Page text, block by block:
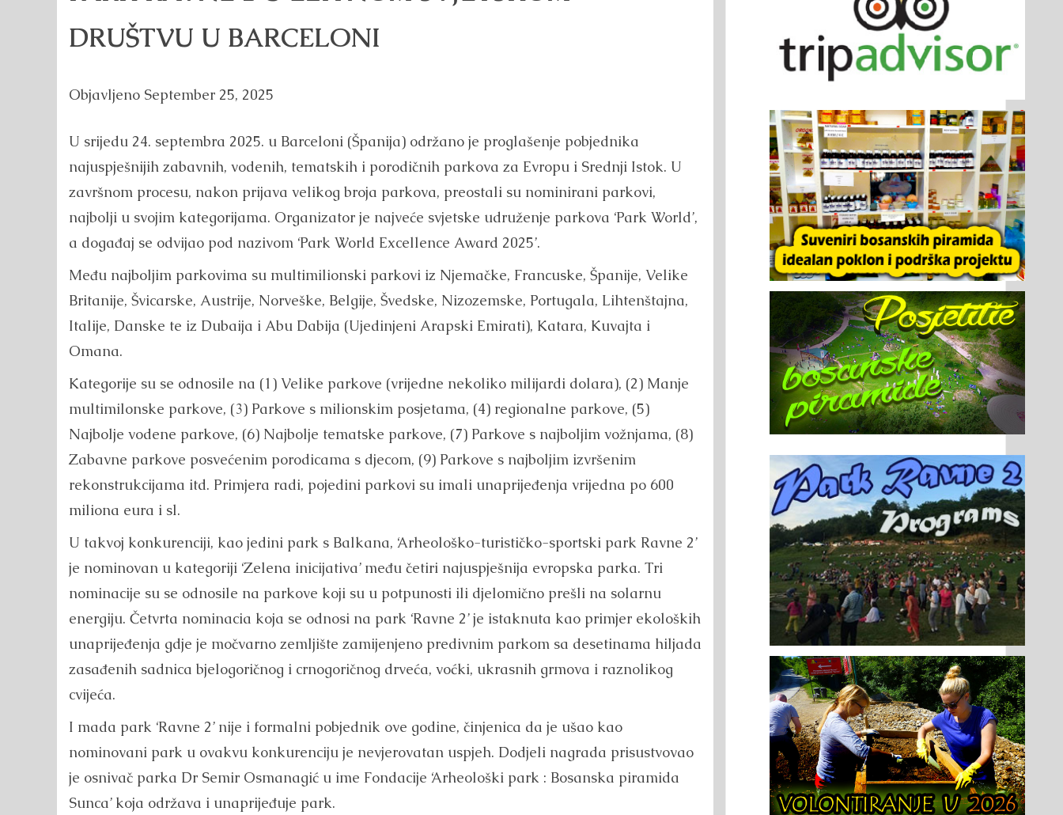
DRUŠTVU U BARCELONI
Objavljeno September 25, 2025
U srijedu 24. septembra 2025. u Barceloni (Španija) održano je proglašenje pobjednika
najuspješnijih zabavnih, vodenih, tematskih i porodičnih parkova za Evropu i Srednji Istok. U
završnom procesu, nakon prijava velikog broja parkova, preostali su nominirani parkovi,
najbolji u svojim kategorijama. Organizator je najveće svjetske udruženje parkova ‘Park World’,
a događaj se odvijao pod nazivom ‘Park World Excellence Award 2025’.
Među najboljim parkovima su multimilionski parkovi iz Njemačke, Francuske, Španije, Velike
Britanije, Švicarske, Austrije, Norveške, Belgije, Švedske, Nizozemske, Portugala, Lihtenštajna,
Italije, Danske te iz Dubaija i Abu Dabija (Ujedinjeni Arapski Emirati), Katara, Kuvajta i
Omana.
Kategorije su se odnosile na (1) Velike parkove (vrijedne nekoliko milijardi dolara), (2) Manje
multimilonske parkove, (3) Parkove s milionskim posjetama, (4) regionalne parkove, (5)
Najbolje vodene parkove, (6) Najbolje tematske parkove, (7) Parkove s najboljim vožnjama, (8)
Zabavne parkove posvećenim porodicama s djecom, (9) Parkove s najboljim izvršenim
rekonstrukcijama itd. Primjera radi, pojedini parkovi su imali unaprijeđenja vrijedna po 600
miliona eura i sl.
U takvoj konkurenciji, kao jedini park s Balkana, ‘Arheološko-turističko-sportski park Ravne 2’
je nominovan u kategoriji ‘Zelena inicijativa’ među četiri najuspješnija evropska parka. Tri
nominacije su se odnosile na parkove koji su u potpunosti ili djelomično prešli na solarnu
energiju. Četvrta nominacia koja se odnosi na park ‘Ravne 2’ je istaknuta kao primjer ekoloških
unaprijeđenja gdje je močvarno zemljište zamijenjeno predivnim parkom sa desetinama hiljada
zasađenih sadnica bjelogoričnog i crnogoričnog drveća, voćki, ukrasnih grmova i raznolikog
cvijeća.
I mada park ‘Ravne 2’ nije i formalni pobjednik ove godine, činjenica da je ušao kao
nominovani park u ovakvu konkurenciju je nevjerovatan uspjeh. Dodjeli nagrada prisustvovao
je osnivač parka Dr Semir Osmanagić u ime Fondacije ‘Arheološki park : Bosanska piramida
Sunca’ koja održava i unaprijeđuje park.